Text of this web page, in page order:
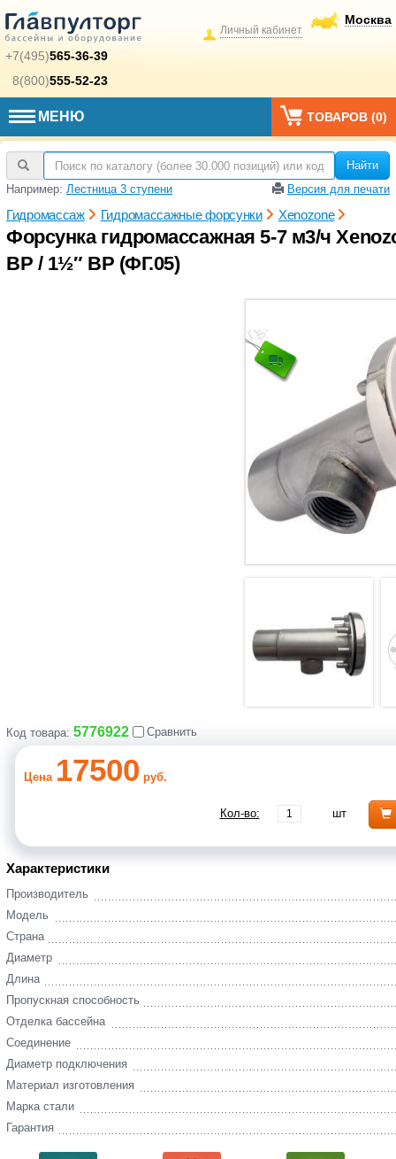
+7(495)565-36-39
8(800)555-52-23
Москва
Личный кабинет
МЕНЮ ТОВАРОВ (0)
Найти
Например: Лестница 3 ступени Версия для печати
Гидромассаж Гидромассажные форсунки Xenozone
Форсунка гидромассажная 5-7 м3/ч
ВР / 1½″ ВР (ФГ.05)
Код товара: 5776922 Сравнить
Цена 17500 руб.
Кол-во: шт
Характеристики
Производитель
Модель
Страна
Диаметр
Длина
Пропускная способность
Отделка бассейна
Соединение
Диаметр подключения
Материал изготовления
Марка стали
Гарантия